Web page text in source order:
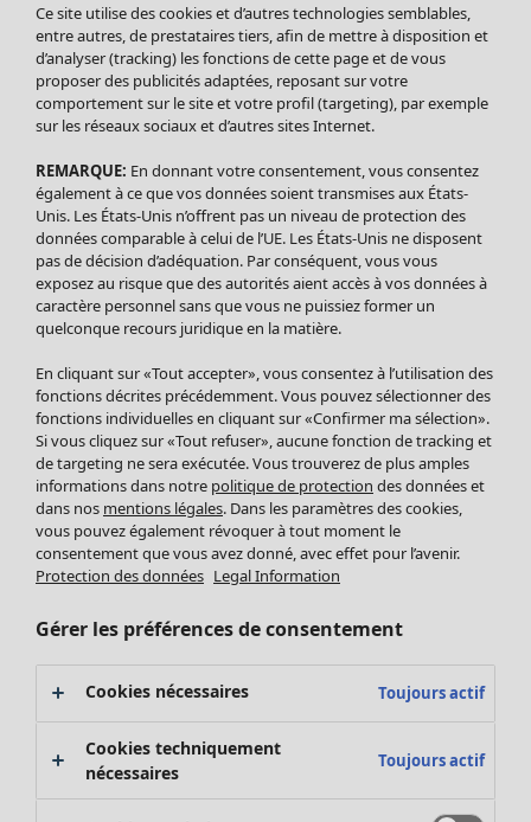
Soldes Vêtements
Tous les vêtements
Robes
Tuniques
Blouses
Tops
Gilets
Pantalon
Jupes
Leggings et collants
Accessoires
Chaussures
Vêtements de bain
Basics
Soldes Mobilier
Bonnes affaires déco
Décoration
Textiles
Tapis
Éponge
VêtementsOuvrir le menu Vêtements
Vêtements
Nouveautés
Tous les vêtements
Robes
Tuniques
Pulls
Tops
Pulls en tricot
Pantalons
MaisonOuvrir le menu Maison
Nouveautés
Voir toute la décoration
Coussins
Rideaux
Éponge
Céramique et verre
Ce site utilise des cookies et d’autres technologies semblables,
entre autres, de prestataires tiers, afin de mettre à disposition et
d’analyser (tracking) les fonctions de cette page et de vous
proposer des publicités adaptées, reposant sur votre
comportement sur le site et votre profil (targeting), par exemple
sur les réseaux sociaux et d’autres sites Internet.
REMARQUE: En donnant votre consentement, vous consentez
également à ce que vos données soient transmises aux États-
Unis. Les États-Unis n’offrent pas un niveau de protection des
données comparable à celui de l’UE. Les États-Unis ne disposent
pas de décision d’adéquation. Par conséquent, vous vous
exposez au risque que des autorités aient accès à vos données à
caractère personnel sans que vous ne puissiez former un
quelconque recours juridique en la matière.
En cliquant sur «Tout accepter», vous consentez à l’utilisation des
fonctions décrites précédemment. Vous pouvez sélectionner des
fonctions individuelles en cliquant sur «Confirmer ma sélection».
Si vous cliquez sur «Tout refuser», aucune fonction de tracking et
de targeting ne sera exécutée. Vous trouverez de plus amples
informations dans notre politique de protection des données et
dans nos mentions légales. Dans les paramètres des cookies,
vous pouvez également révoquer à tout moment le
consentement que vous avez donné, avec effet pour l’avenir.
Protection des données Legal Information
Gérer les préférences de consentement
Cookies nécessaires Toujours actif
Cookies techniquement
nécessaires
Toujours actif